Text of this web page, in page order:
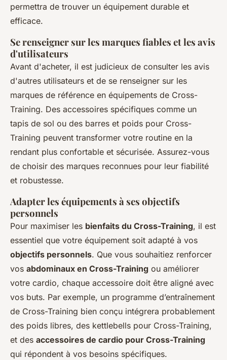
permettra de trouver un équipement durable et
efficace.
Se renseigner sur les marques fiables et les avis
d'utilisateurs
Avant d'acheter, il est judicieux de consulter les avis
d'autres utilisateurs et de se renseigner sur les
marques de référence en équipements de Cross-
Training. Des accessoires spécifiques comme un
tapis de sol ou des barres et poids pour Cross-
Training peuvent transformer votre routine en la
rendant plus confortable et sécurisée. Assurez-vous
de choisir des marques reconnues pour leur fiabilité
et robustesse.
Adapter les équipements à ses objectifs
personnels
Pour maximiser les bienfaits du Cross-Training, il est
essentiel que votre équipement soit adapté à vos
objectifs personnels. Que vous souhaitiez renforcer
vos abdominaux en Cross-Training ou améliorer
votre cardio, chaque accessoire doit être aligné avec
vos buts. Par exemple, un programme d’entraînement
de Cross-Training bien conçu intégrera probablement
des poids libres, des kettlebells pour Cross-Training,
et des accessoires de cardio pour Cross-Training
qui répondent à vos besoins spécifiques.